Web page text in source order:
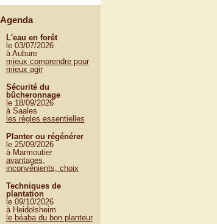
Agenda
L'eau en forêt
le 03/07/2026
à Aubure
mieux comprendre pour
mieux agir
Sécurité du
bûcheronnage
le 18/09/2026
à Saales
les règles essentielles
Planter ou régénérer
le 25/09/2026
à Marmoutier
avantages,
inconvénients, choix
Techniques de
plantation
le 09/10/2026
à Heidolsheim
le béaba du bon planteur